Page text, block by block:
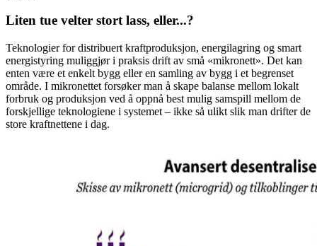
Liten tue velter stort lass, eller...?
Teknologier for distribuert kraftproduksjon, energilagring og smart
energistyring muliggjør i praksis drift av små «mikronett». Det kan
enten være et enkelt bygg eller en samling av bygg i et begrenset
område. I mikronettet forsøker man å skape balanse mellom lokalt
forbruk og produksjon ved å oppnå best mulig samspill mellom de
forskjellige teknologiene i systemet – ikke så ulikt slik man drifter de
store kraftnettene i dag.